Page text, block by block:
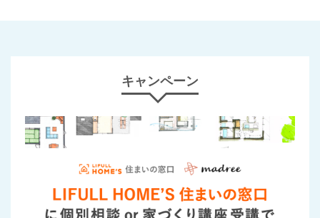
キャンペーン